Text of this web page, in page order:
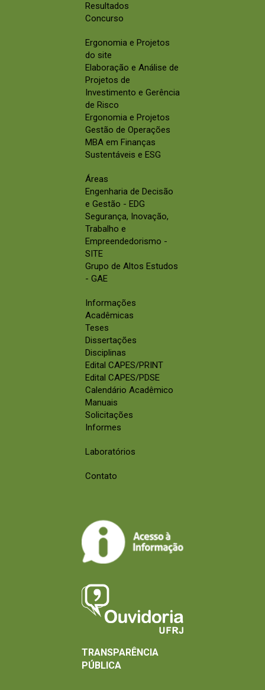
Resultados
Concurso
Ergonomia e Projetos
do site
Elaboração e Análise de
Projetos de
Investimento e Gerência
de Risco
Ergonomia e Projetos
Gestão de Operações
MBA em Finanças
Sustentáveis e ESG
Áreas
Engenharia de Decisão
e Gestão - EDG
Segurança, Inovação,
Trabalho e
Empreendedorismo -
SITE
Grupo de Altos Estudos
- GAE
Informações
Acadêmicas
Teses
Dissertações
Disciplinas
Edital CAPES/PRINT
Edital CAPES/PDSE
Calendário Acadêmico
Manuais
Solicitações
Informes
Laboratórios
Contato
TRANSPARÊNCIA
PÚBLICA